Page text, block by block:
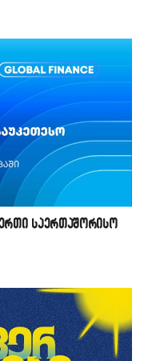
ერთი საერთაშორისო